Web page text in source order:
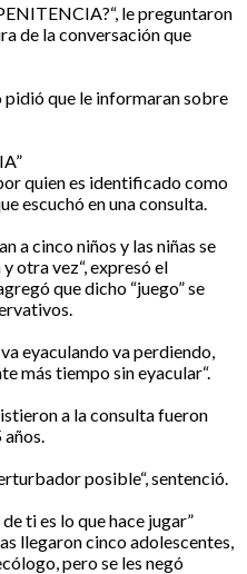
le preguntaron
de la conversación que
pidió que le informaran sobre
quien es identificado como
escuchó en una consulta.
a cinco niños y las niñas se
otra vez“, expresó el
que dicho “juego” se
eyaculando va perdiendo,
más tiempo sin eyacular“.
a la consulta fueron
posible“, sentenció.
ti es lo que hace jugar”
llegaron cinco adolescentes,
pero se les negó